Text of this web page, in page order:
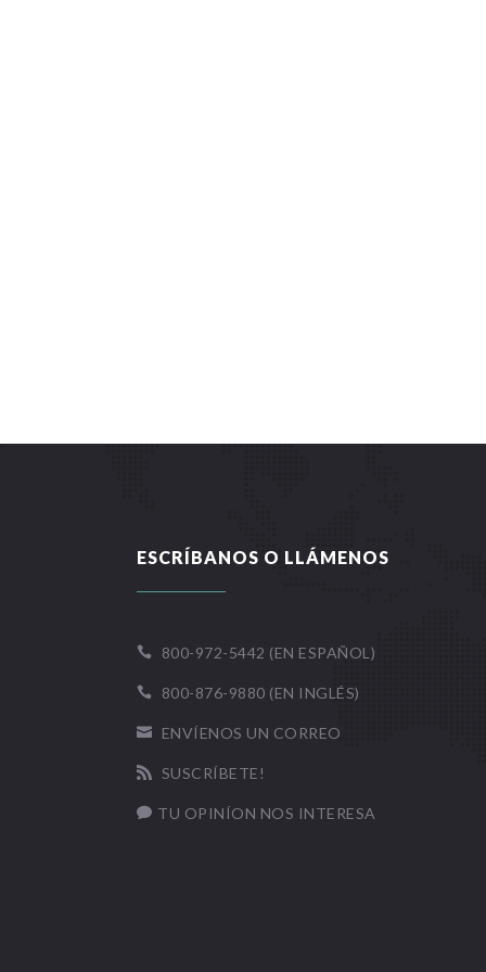
ESCRÍBANOS O LLÁMENOS
 800-972-5442 (EN ESPAÑOL)
 800-876-9880 (EN INGLÉS)
 ENVÍENOS UN CORREO
 SUSCRÍBETE!
 TU OPINÍON NOS INTERESA